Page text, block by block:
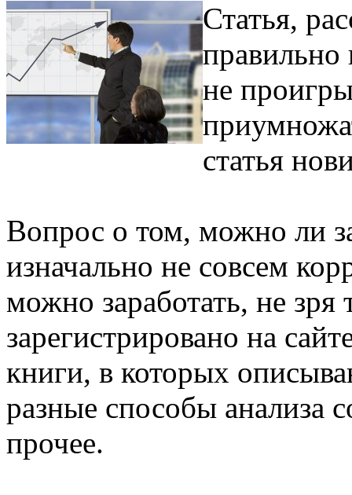
Статья,
правильно
не
статья
Вопрос о том, можно ли
изначально не совсем
можно заработать, не
зарегистрировано на
книги, в которых
разные способы анализа
прочее.